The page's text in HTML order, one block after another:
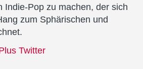
Indie-Pop zu machen, der sich
zum Sphärischen und
Twitter